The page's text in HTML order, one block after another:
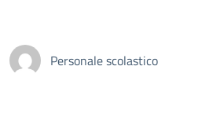
Personale scolastico